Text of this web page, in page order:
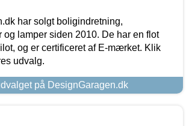
har solgt boligindretning,
og lamper siden 2010. De har en flot
og er certificeret af E-mærket. Klik
udvalg.
på DesignGaragen.dk